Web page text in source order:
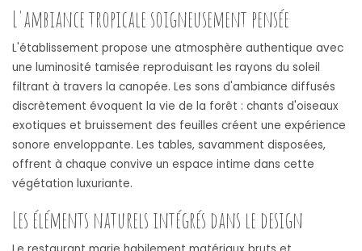
L'ambiance tropicale soigneusement pensée
L'établissement propose une atmosphère authentique avec
une luminosité tamisée reproduisant les rayons du soleil
filtrant à travers la canopée. Les sons d'ambiance diffusés
discrètement évoquent la vie de la forêt : chants d'oiseaux
exotiques et bruissement des feuilles créent une expérience
sonore enveloppante. Les tables, savamment disposées,
offrent à chaque convive un espace intime dans cette
végétation luxuriante.
Les éléments naturels intégrés dans le design